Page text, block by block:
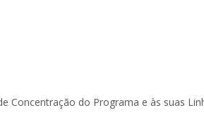
Concentração do Programa e às suas